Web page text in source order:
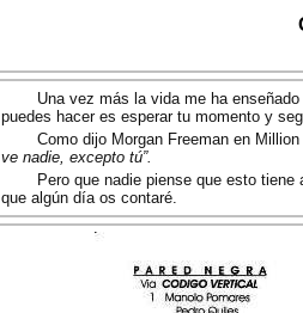
Una vez más la vida me ha
puedes hacer es esperar tu momento y
Como dijo Morgan Freeman en
ve nadie, excepto tú”.
Pero que nadie piense que esto
que algún día os contaré.